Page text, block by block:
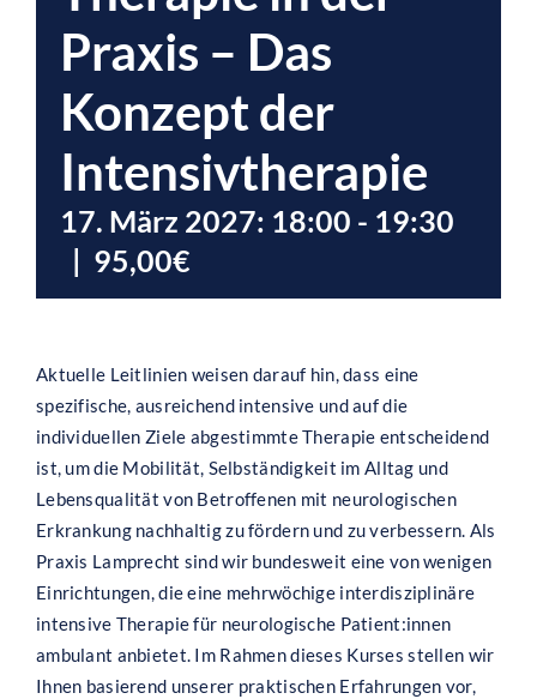
Praxis – Das
Konzept der
Intensivtherapie
17. März 2027: 18:00 - 19:30
| 95,00€
Aktuelle Leitlinien weisen darauf hin, dass eine
spezifische, ausreichend intensive und auf die
individuellen Ziele abgestimmte Therapie entscheidend
ist, um die Mobilität, Selbständigkeit im Alltag und
Lebensqualität von Betroffenen mit neurologischen
Erkrankung nachhaltig zu fördern und zu verbessern. Als
Praxis Lamprecht sind wir bundesweit eine von wenigen
Einrichtungen, die eine mehrwöchige interdisziplinäre
intensive Therapie für neurologische Patient:innen
ambulant anbietet. Im Rahmen dieses Kurses stellen wir
Ihnen basierend unserer praktischen Erfahrungen vor,